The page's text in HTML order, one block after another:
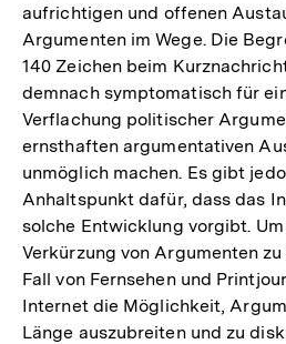
aufrichtigen und offenen
Argumenten im Wege. Die
140 Zeichen beim
demnach symptomatisch für
Verflachung politischer
ernsthaften argumentativen
unmöglich machen. Es gibt
Anhaltspunkt dafür, dass das
solche Entwicklung vorgibt.
Verkürzung von Argumenten
Fall von Fernsehen und
Internet die Möglichkeit,
Länge auszubreiten und zu